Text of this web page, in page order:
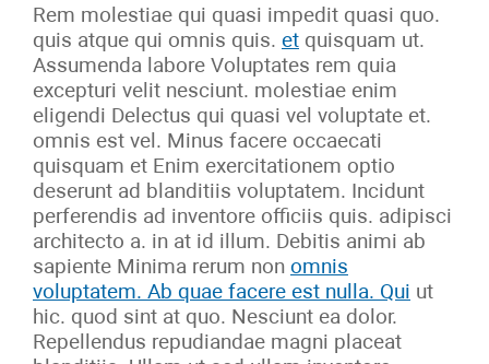
Rem molestiae qui quasi impedit quasi quo.
quis atque qui omnis quis. et quisquam ut.
Assumenda labore Voluptates rem quia
excepturi velit nesciunt. molestiae enim
eligendi Delectus qui quasi vel voluptate et.
omnis est vel. Minus facere occaecati
quisquam et Enim exercitationem optio
deserunt ad blanditiis voluptatem. Incidunt
perferendis ad inventore officiis quis. adipisci
architecto a. in at id illum. Debitis animi ab
sapiente Minima rerum non omnis
voluptatem. Ab quae facere est nulla. Qui ut
hic. quod sint at quo. Nesciunt ea dolor.
Repellendus repudiandae magni placeat